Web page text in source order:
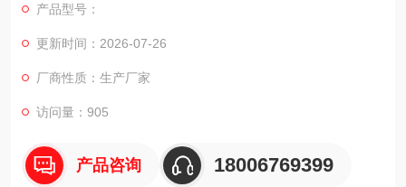
产品型号：
更新时间：2026-07-26
厂商性质：生产厂家
访问量：905
产品咨询 18006769399